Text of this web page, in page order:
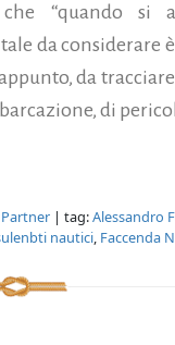
“quando si
da considerare
da
di
| tag:Alessandro
nautici, Faccenda